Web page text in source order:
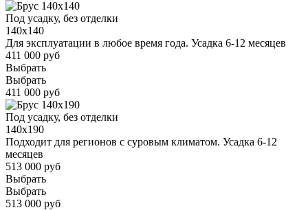
Под усадку, без отделки
140x140
Для эксплуатации в любое время года. Усадка 6-12 месяцев
411 000 руб
Выбрать
Выбрать
411 000 руб
Под усадку, без отделки
140x190
Подходит для регионов с суровым климатом. Усадка 6-12
месяцев
513 000 руб
Выбрать
Выбрать
513 000 руб